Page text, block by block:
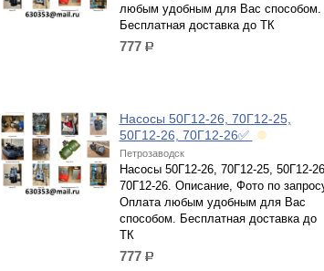
любым удобным для Вас способом.
Бесплатная доставка до ТК
777 р.
Насосы 50Г12-26, 70Г12-25,
50Г12-26, 70Г12-26✅
Петрозаводск
Насосы 50Г12-26, 70Г12-25, 50Г12-
70Г12-26. Описание, Фото по
Оплата любым удобным для Вас
способом. Бесплатная доставка до
ТК
777 р.